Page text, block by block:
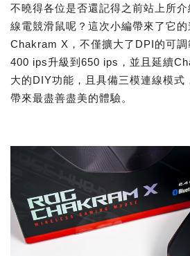
不曉得各位是否還記得之前站上所介
線電競滑鼠呢？這次小編帶來了它
Chakram X，不僅擴大了DPI的可調
400 ips升級到650 ips，並且延續
大的DIY功能，且具備三模連線模式
帶來最盡善盡美的體驗。